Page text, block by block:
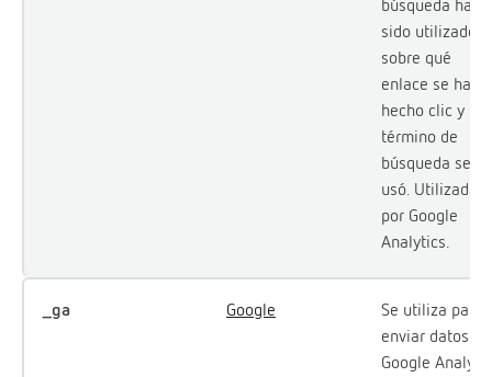
búsqueda ha
sido utilizado,
sobre qué
enlace se ha
hecho clic y
término de
búsqueda se
usó. Utilizada
por Google
Analytics.
_ga Google
Se utiliza para
enviar datos a
Google